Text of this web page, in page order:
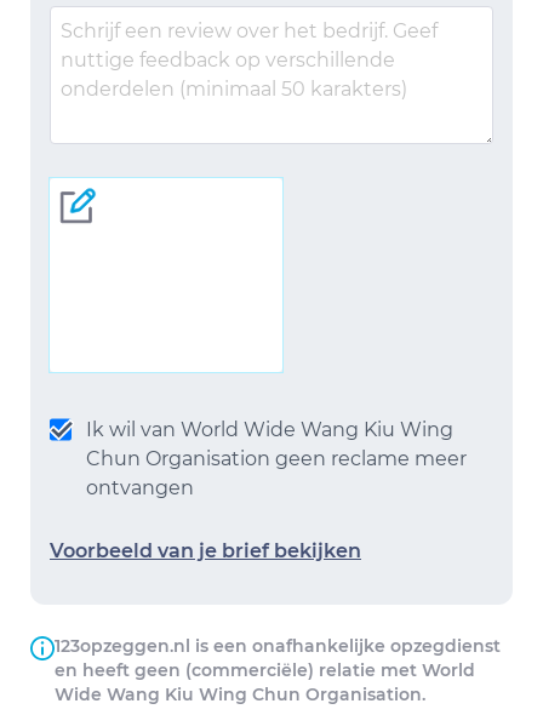
Ik wil van World Wide Wang Kiu Wing
Chun Organisation geen reclame meer
ontvangen
Voorbeeld van je brief bekijken
123opzeggen.nl is een onafhankelijke opzegdienst
en heeft geen (commerciële) relatie met World
Wide Wang Kiu Wing Chun Organisation.